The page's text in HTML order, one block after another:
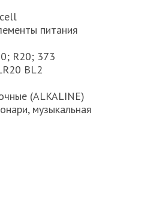
питания
R20; 373
BL2
(ALKALINE)
музыкальная